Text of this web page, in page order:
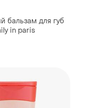
бальзам для губ
in paris